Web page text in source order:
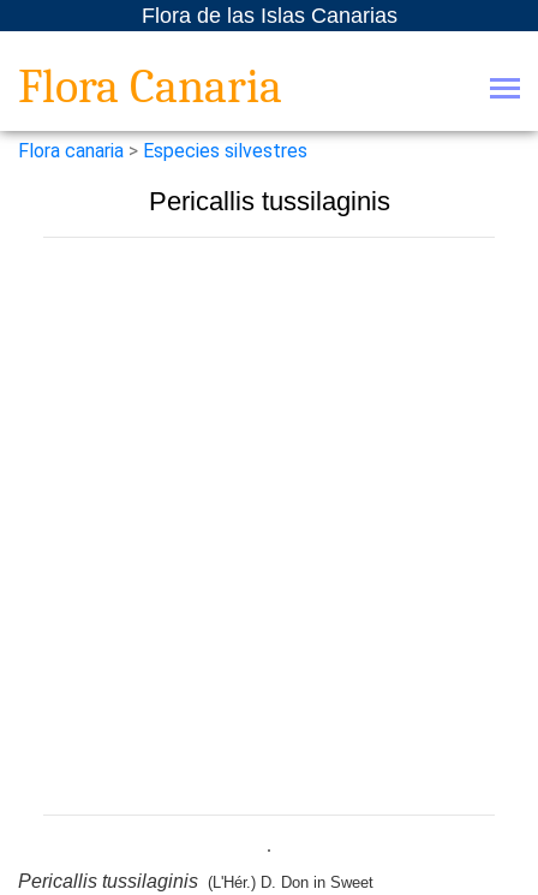
Flora de las Islas Canarias
Flora Canaria
Flora canaria > Especies silvestres
Pericallis tussilaginis
Pericallis tussilaginis (L'Hér.) D. Don in Sweet